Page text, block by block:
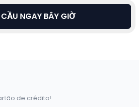
CẦU NGAY BÂY GIỜ
de crédito!